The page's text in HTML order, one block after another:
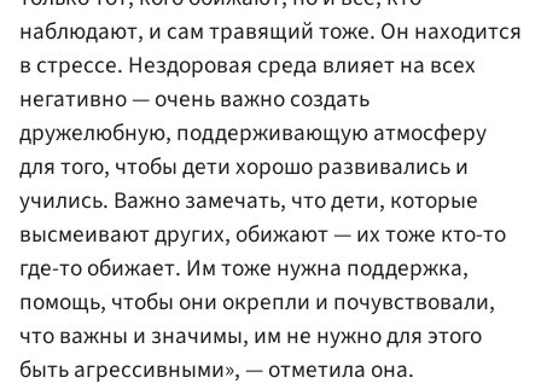
наблюдают, и сам травящий тоже. Он находится
в стрессе. Нездоровая среда влияет на всех
негативно — очень важно создать
дружелюбную, поддерживающую атмосферу
для того, чтобы дети хорошо развивались и
учились. Важно замечать, что дети, которые
высмеивают других, обижают — их тоже кто-то
где-то обижает. Им тоже нужна поддержка,
помощь, чтобы они окрепли и почувствовали,
что важны и значимы, им не нужно для этого
быть агрессивными», — отметила она.